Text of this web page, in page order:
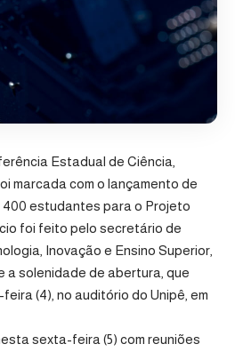
Estadual de Ciência,
marcada com o lançamento de
estudantes para o Projeto
foi feito pelo secretário de
Inovação e Ensino Superior,
a solenidade de abertura, que
(4), no auditório do Unipê, em
sexta-feira (5) com reuniões